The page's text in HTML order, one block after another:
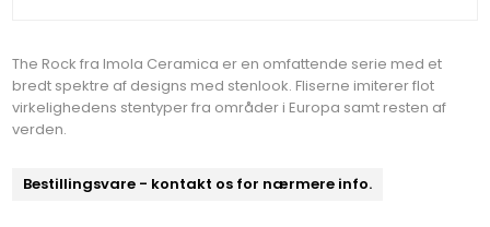
The Rock fra Imola Ceramica er en omfattende serie med et
bredt spektre af designs med stenlook. Fliserne imiterer flot
virkelighedens stentyper fra områder i Europa samt resten af
verden.
Bestillingsvare - kontakt os for nærmere info.